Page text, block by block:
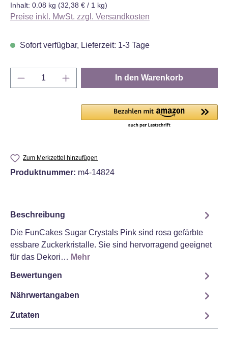
Inhalt: 0.08 kg (32,38 € / 1 kg)
Preise inkl. MwSt. zzgl. Versandkosten
Sofort verfügbar, Lieferzeit: 1-3 Tage
Produkt Anzahl: Gib den gewünschten
In den Warenkorb
Zum Merkzettel hinzufügen
Produktnummer: m4-14824
Beschreibung
Die FunCakes Sugar Crystals Pink sind rosa gefärbte
essbare Zuckerkristalle. Sie sind hervorragend geeignet
für das Dekori… Mehr
Bewertungen
Nährwertangaben
Zutaten